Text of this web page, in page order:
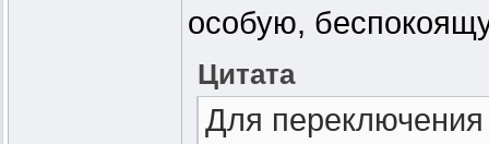
особую,
Цитата
Для